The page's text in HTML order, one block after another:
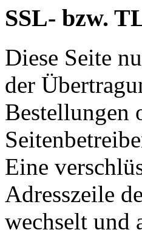
SSL- bzw.
Diese Seite
der
Bestellungen
Eine
Adresszeile
wechselt und